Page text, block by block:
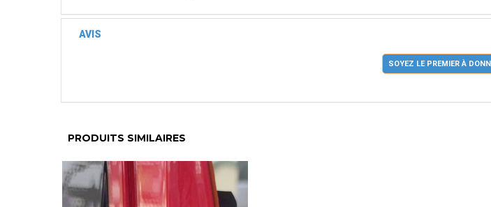
AVIS
SOYEZ LE PREMIER À
PRODUITS SIMILAIRES